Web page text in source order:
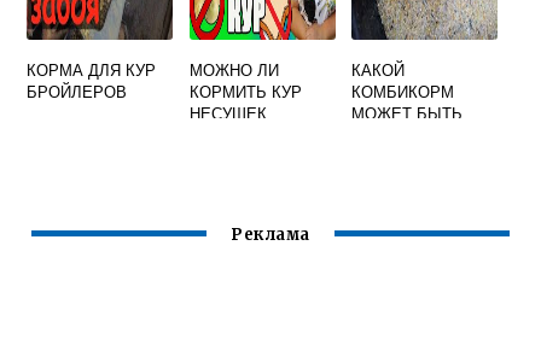
КОРМА ДЛЯ КУР
БРОЙЛЕРОВ
МОЖНО ЛИ
КОРМИТЬ КУР
НЕСУШЕК
КАКОЙ
КОМБИКОРМ
МОЖЕТ БЫТЬ
Реклама